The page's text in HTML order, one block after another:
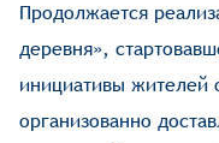
Продолжается
деревня»,
инициативы жителей
организованно